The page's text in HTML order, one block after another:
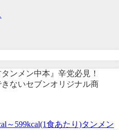
～599kcal(1食あたり)タンメン